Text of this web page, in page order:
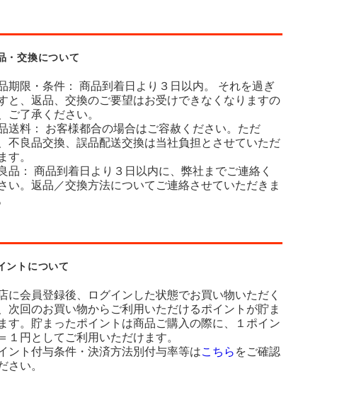
・交換について
期限・条件： 商品到着日より３日以内。 それを過ぎ
と、返品、交換のご要望はお受けできなくなりますの
ご了承ください。
送料： お客様都合の場合はご容赦ください。ただ
不良品交換、誤品配送交換は当社負担とさせていただ
す。
品： 商品到着日より３日以内に、弊社までご連絡く
い。返品／交換方法についてご連絡させていただきま
ントについて
に会員登録後、ログインした状態でお買い物いただく
次回のお買い物からご利用いただけるポイントが貯ま
す。貯まったポイントは商品ご購入の際に、１ポイン
１円としてご利用いただけます。
ント付与条件・決済方法別付与率等はこちら をご確認
さい。